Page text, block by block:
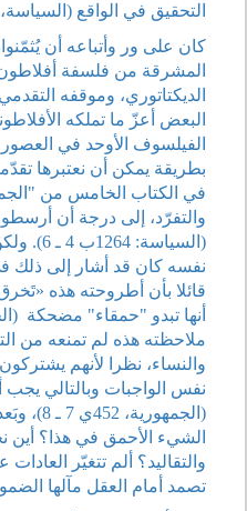
التحقيق في الواقع (السياسة، 1061أ 14).
كان على ور وأتباعه أن
المشرقة من فلسفة أفلاطون
الديكتاتوري، وموقفه
البعض أعزّ ما تملكه
الفيلسوف الأوحد في
بطريقة يمكن أن نعتبرها
في الكتاب الخامس من
والتفرّد، إلى درجة أن أرسطو
نفسه كان قد أشار إلى
قائلا بأن أطروحته هذه
أنها تبدو "حمقاء" مضحكة
ملاحظته هذه لم تمنعه من
والنساء، نظرا لأنهم
نفس الواجبات وبالتالي يجب
الشيء الأحمق في هذا؟
والتقاليد؟ ألم تتغيّر
تصمد أمام العقل مآلها